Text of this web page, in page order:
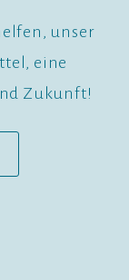
unser
eine
Zukunft!